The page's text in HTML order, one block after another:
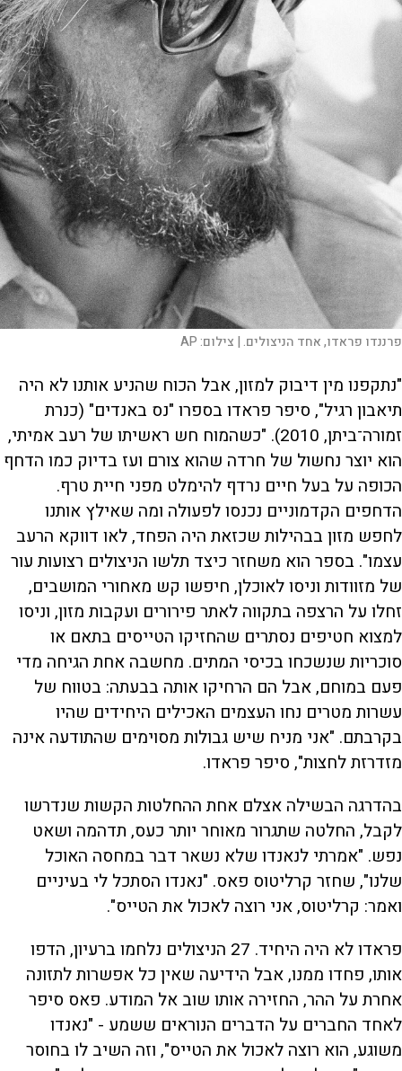
פרננדו פראדו, אחד הניצולים. | צילום:AP
"נתקפנו מין דיבוק למזון, אבל הכוח שהניע אותנו לא היה
תיאבון רגיל", סיפר פראדו בספרו "נס באנדים" (כנרת
זמורה־ביתן, 2010). "כשהמוח חש ראשיתו של רעב אמיתי,
הוא יוצר נחשול של חרדה שהוא צורם ועז בדיוק כמו הדחף
הכופה על בעל חיים נרדף להימלט מפני חיית טרף.
הדחפים הקדמוניים נכנסו לפעולה ומה שאילץ אותנו
לחפש מזון בבהילות שכזאת היה הפחד, לאו דווקא הרעב
עצמו". בספר הוא משחזר כיצד תלשו הניצולים רצועות עור
של מזוודות וניסו לאוכלן, חיפשו קש מאחורי המושבים,
זחלו על הרצפה בתקווה לאתר פירורים ועקבות מזון, וניסו
למצוא חטיפים נסתרים שהחזיקו הטייסים בתאם או
סוכריות שנשכחו בכיסי המתים. מחשבה אחת הגיחה מדי
פעם במוחם, אבל הם הרחיקו אותה בבעתה: בטווח של
עשרות מטרים נחו העצמים האכילים היחידים שהיו
בקרבתם. "אני מניח שיש גבולות מסוימים שהתודעה אינה
מזדרזת לחצות", סיפר פראדו.
בהדרגה הבשילה אצלם אחת ההחלטות הקשות שנדרשו
לקבל, החלטה שתגרור מאוחר יותר כעס, תדהמה ושאט
נפש. "אמרתי לנאנדו שלא נשאר דבר במחסה האוכל
שלנו", שחזר קרליטוס פאס. "נאנדו הסתכל לי בעיניים
ואמר: קרליטוס, אני רוצה לאכול את הטייס".
פראדו לא היה היחיד. 27 הניצולים נלחמו ברעיון, הדפו
אותו, פחדו ממנו, אבל הידיעה שאין כל אפשרות לתזונה
אחרת על ההר, החזירה אותו שוב אל המודע. פאס סיפר
לאחד החברים על הדברים הנוראים ששמע - "נאנדו
משוגע, הוא רוצה לאכול את הטייס", וזה השיב לו בחוסר